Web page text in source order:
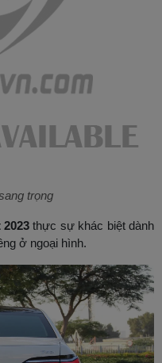
trọng
thực sự khác biệt dành
ở ngoại hình.